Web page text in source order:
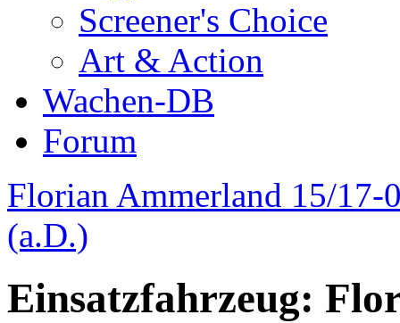
Screener's Choice
Art & Action
Wachen-DB
Forum
Florian Ammerland 15/17-
(a.D.)
Einsatzfahrzeug: